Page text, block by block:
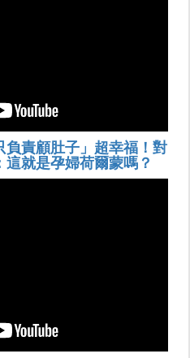
負責顧肚子」超幸福！對
就是孕婦荷爾蒙嗎？